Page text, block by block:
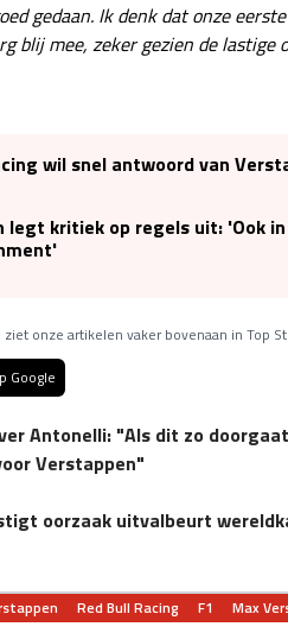
gedaan. Ik denk dat onze
blij mee, zeker gezien de lastige
wil snel antwoord van
legt kritiek op regels uit: 'Ook
onze artikelen vaker bovenaan in Top
Google
Antonelli: "Als dit zo
Verstappen"
oorzaak uitvalbeurt
Red Bull Racing F1 Max